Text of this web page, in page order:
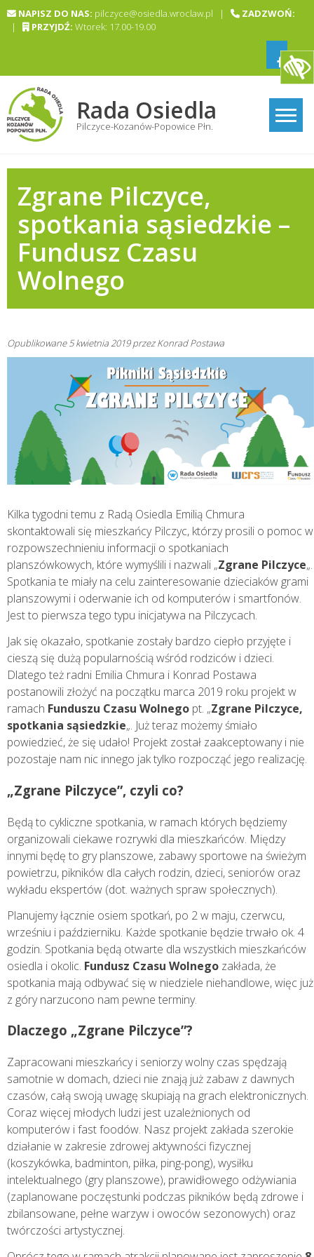
Skip NAPISZ DO NAS: pilczyce@osiedla.wroclaw.pl |
ZADZWOŃ:
|
PRZYJDŹ: Wtorek: 17.00-19.00
Rada Osiedla
Pilczyce-Kozanów-Popowice Płn.
Zgrane Pilczyce,
spotkania sąsiedzkie –
Fundusz Czasu
Wolnego
Opublikowane5 kwietnia 2019przezKonrad Postawa
Kilka tygodni temu z Radą Osiedla Emilią Chmura
skontaktowali się mieszkańcy Pilczyc, którzy prosili o pomoc w
rozpowszechnieniu informacji o spotkaniach
planszówkowych, które wymyślili i nazwali „Zgrane Pilczyce„.
Spotkania te miały na celu zainteresowanie dzieciaków grami
planszowymi i oderwanie ich od komputerów i smartfonów.
Jest to pierwsza tego typu inicjatywa na Pilczycach.
Jak się okazało, spotkanie zostały bardzo ciepło przyjęte i
cieszą się dużą popularnością wśród rodziców i dzieci.
Dlatego też radni Emilia Chmura i Konrad Postawa
postanowili złożyć na początku marca 2019 roku projekt w
ramach Funduszu Czasu Wolnego pt. „Zgrane Pilczyce,
spotkania sąsiedzkie„. Już teraz możemy śmiało
powiedzieć, że się udało! Projekt został zaakceptowany i nie
pozostaje nam nic innego jak tylko rozpocząć jego realizację.
„Zgrane Pilczyce”, czyli co?
Będą to cykliczne spotkania, w ramach których będziemy
organizowali ciekawe rozrywki dla mieszkańców. Między
innymi będę to gry planszowe, zabawy sportowe na świeżym
powietrzu, pikników dla całych rodzin, dzieci, seniorów oraz
wykładu ekspertów (dot. ważnych spraw społecznych).
Planujemy łącznie osiem spotkań, po 2 w maju, czerwcu,
wrześniu i październiku. Każde spotkanie będzie trwało ok. 4
godzin. Spotkania będą otwarte dla wszystkich mieszkańców
osiedla i okolic. Fundusz Czasu Wolnego zakłada, że
spotkania mają odbywać się w niedziele niehandlowe, więc już
z góry narzucono nam pewne terminy.
Dlaczego „Zgrane Pilczyce”?
Zapracowani mieszkańcy i seniorzy wolny czas spędzają
samotnie w domach, dzieci nie znają już zabaw z dawnych
czasów, całą swoją uwagę skupiają na grach elektronicznych.
Coraz więcej młodych ludzi jest uzależnionych od
komputerów i fast foodów. Nasz projekt zakłada szerokie
działanie w zakresie zdrowej aktywności fizycznej
(koszykówka, badminton, piłka, ping-pong), wysiłku
intelektualnego (gry planszowe), prawidłowego odżywiania
(zaplanowane poczęstunki podczas pikników będą zdrowe i
zbilansowane, pełne warzyw i owoców sezonowych) oraz
twórczości artystycznej.